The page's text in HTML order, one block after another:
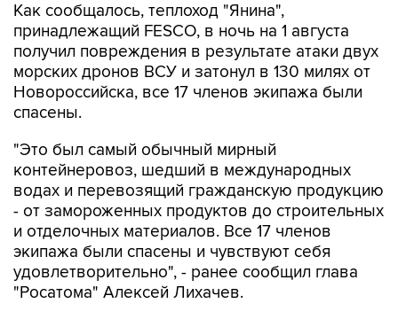
Как сообщалось, теплоход "Янина",
принадлежащий FESCO, в ночь на 1 августа
получил повреждения в результате атаки двух
морских дронов ВСУ и затонул в 130 милях от
Новороссийска, все 17 членов экипажа были
спасены.
"Это был самый обычный мирный
контейнеровоз, шедший в международных
водах и перевозящий гражданскую продукцию
- от замороженных продуктов до строительных
и отделочных материалов. Все 17 членов
экипажа были спасены и чувствуют себя
удовлетворительно", - ранее сообщил глава
"Росатома" Алексей Лихачев.